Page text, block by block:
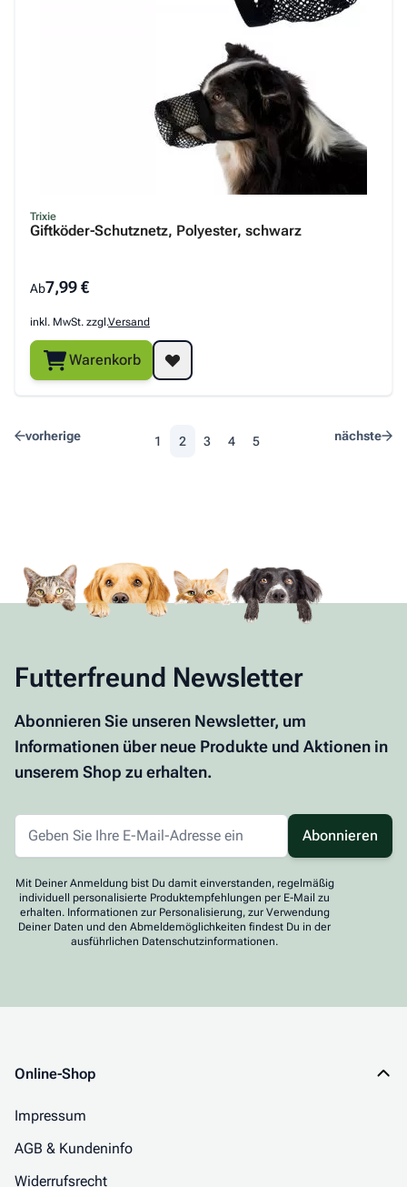
Trixie
Giftköder-Schutznetz, Polyester, schwarz
Ab7,99 €
inkl. MwSt. zzgl.Versand
Warenkorb
vorherige
Seite
1
Sie lesen gerade die Seite
2
Seite
3
Seite
4
Seite
5 nächste
Futterfreund Newsletter
Abonnieren Sie unseren Newsletter, um
Informationen über neue Produkte und Aktionen in
unserem Shop zu erhalten.
Abonnieren
Mit Deiner Anmeldung bist Du damit einverstanden, regelmäßig
individuell personalisierte Produktempfehlungen per E-Mail zu
erhalten. Informationen zur Personalisierung, zur Verwendung
Deiner Daten und den Abmeldemöglichkeiten findest Du in der
ausführlichen Datenschutzinformationen.
Online-Shop
Impressum
AGB & Kundeninfo
Widerrufsrecht